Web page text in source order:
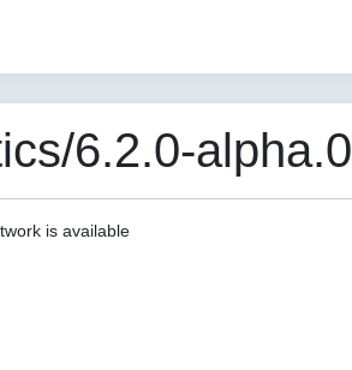
6.2.0-alpha.0
is available